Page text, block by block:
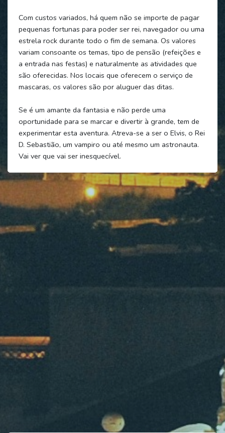
Com custos variados, há quem não se importe de pagar
pequenas fortunas para poder ser rei, navegador ou uma
estrela rock durante todo o fim de semana. Os valores
variam consoante os temas, tipo de pensão (refeições e
a entrada nas festas) e naturalmente as atividades que
são oferecidas. Nos locais que oferecem o serviço de
mascaras, os valores são por aluguer das ditas.
Se é um amante da fantasia e não perde uma
oportunidade para se marcar e divertir à grande, tem de
experimentar esta aventura. Atreva-se a ser o Elvis, o Rei
D. Sebastião, um vampiro ou até mesmo um astronauta.
Vai ver que vai ser inesquecível.